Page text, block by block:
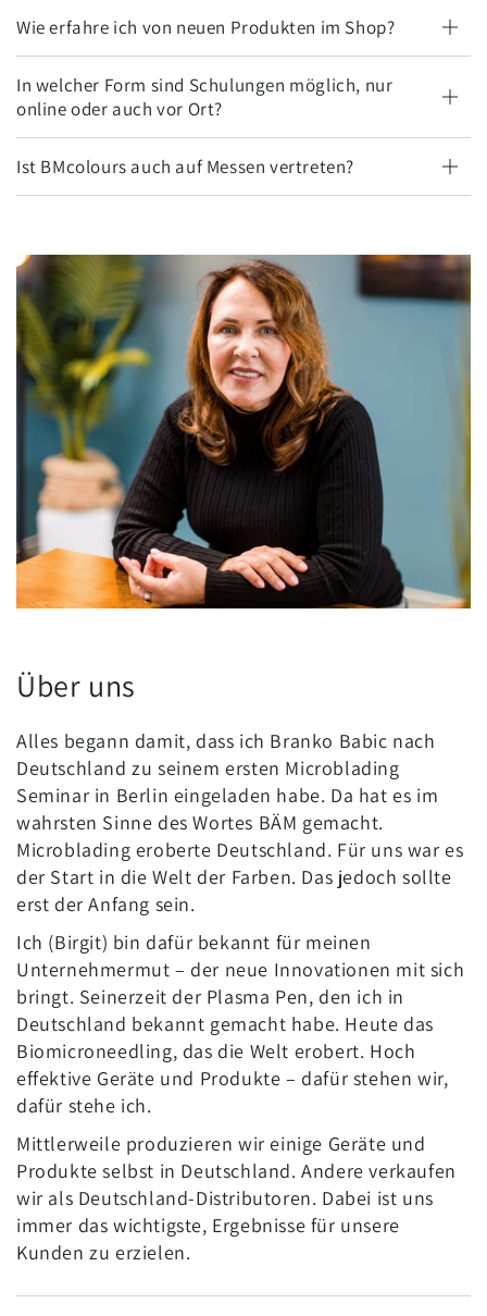
Wie erfahre ich von neuen Produkten im Shop?
In welcher Form sind Schulungen möglich, nur
online oder auch vor Ort?
Ist BMcolours auch auf Messen vertreten?
Über uns
Alles begann damit, dass ich Branko Babic nach
Deutschland zu seinem ersten Microblading
Seminar in Berlin eingeladen habe. Da hat es im
wahrsten Sinne des Wortes BÄM gemacht.
Microblading eroberte Deutschland. Für uns war es
der Start in die Welt der Farben. Das jedoch sollte
erst der Anfang sein.
Ich (Birgit) bin dafür bekannt für meinen
Unternehmermut – der neue Innovationen mit sich
bringt. Seinerzeit der Plasma Pen, den ich in
Deutschland bekannt gemacht habe. Heute das
Biomicroneedling, das die Welt erobert. Hoch
effektive Geräte und Produkte – dafür stehen wir,
dafür stehe ich.
Mittlerweile produzieren wir einige Geräte und
Produkte selbst in Deutschland. Andere verkaufen
wir als Deutschland-Distributoren. Dabei ist uns
immer das wichtigste, Ergebnisse für unsere
Kunden zu erzielen.